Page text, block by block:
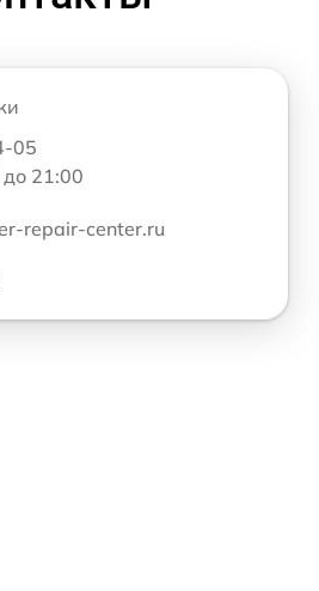
05
21:00
repair-center.ru